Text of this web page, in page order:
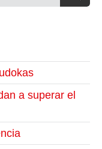
a superar el